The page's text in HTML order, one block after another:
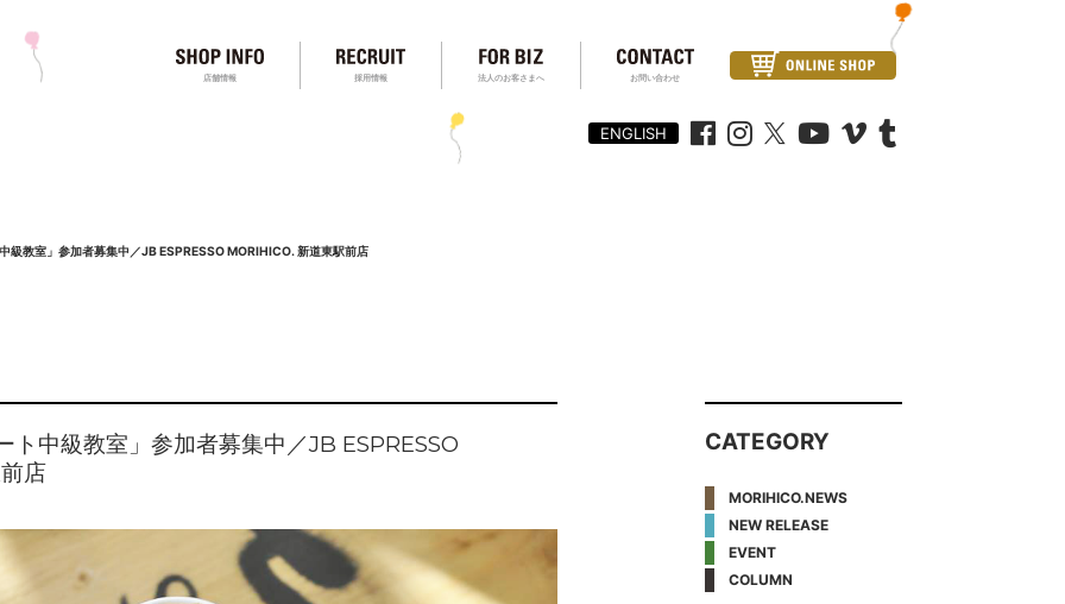
店舗情報 採用情報 法人のお客さまへ お問い合わせ
ENGLISH
級教室」参加者募集中／JB ESPRESSO MORIHICO. 新道東駅前店
中級教室」参加者募集中／JB ESPRESSO
店
CATEGORY
MORIHICO.NEWS
NEW RELEASE
EVENT
COLUMN